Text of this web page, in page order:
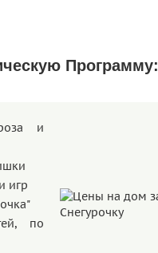
Программу:
и
игр
по